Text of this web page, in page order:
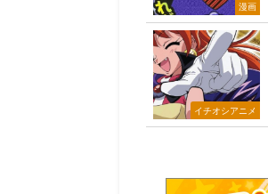
漫画
イチオシアニメ